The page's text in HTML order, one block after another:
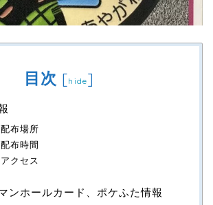
目次 [hide]
配布場所
配布時間
アクセス
ンホールカード、ポケふた情報